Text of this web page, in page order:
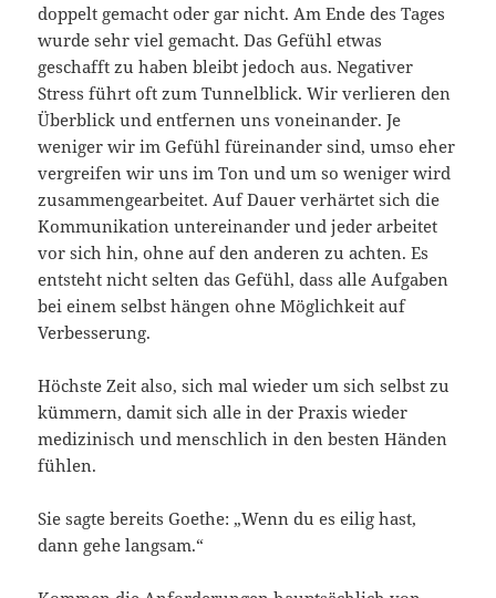
doppelt gemacht oder gar nicht. Am Ende des Tages
wurde sehr viel gemacht. Das Gefühl etwas
geschafft zu haben bleibt jedoch aus. Negativer
Stress führt oft zum Tunnelblick. Wir verlieren den
Überblick und entfernen uns voneinander. Je
weniger wir im Gefühl füreinander sind, umso eher
vergreifen wir uns im Ton und um so weniger wird
zusammengearbeitet. Auf Dauer verhärtet sich die
Kommunikation untereinander und jeder arbeitet
vor sich hin, ohne auf den anderen zu achten. Es
entsteht nicht selten das Gefühl, dass alle Aufgaben
bei einem selbst hängen ohne Möglichkeit auf
Verbesserung.
Höchste Zeit also, sich mal wieder um sich selbst zu
kümmern, damit sich alle in der Praxis wieder
medizinisch und menschlich in den besten Händen
fühlen.
Sie sagte bereits Goethe: „Wenn du es eilig hast,
dann gehe langsam.“